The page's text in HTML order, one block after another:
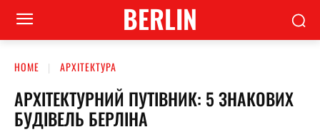
BERLIN
HOME АРХІТЕКТУРА
АРХІТЕКТУРНИЙ ПУТІВНИК: 5 ЗНАКОВИХ
БУДІВЕЛЬ БЕРЛІНА